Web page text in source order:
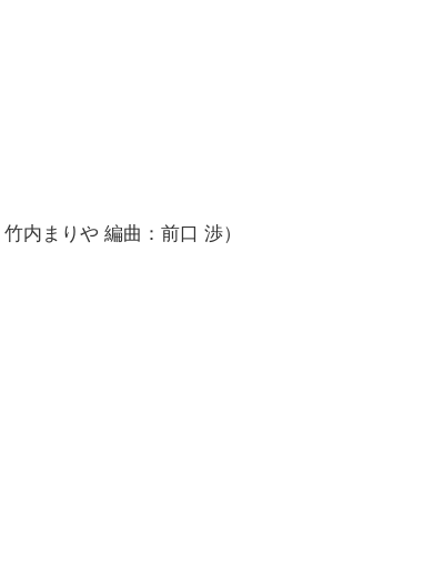
内まりや 編曲：前口 渉）